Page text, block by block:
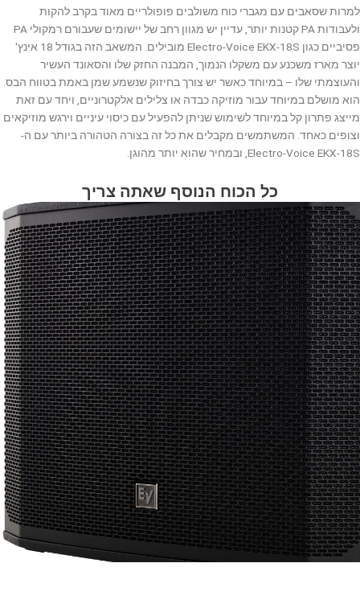
למרות שסאבים עם מגברי כוח משולבים פופולריים מאוד בקרב להקות
ולעבודות PA קטנות יותר, עדיין יש מגוון רחב של יישומים שעבורם רמקולי PA
פסיביים כגון Electro-Voice EKX-18S מובילים. המשאב הזה בגודל 18 אינץ'
יוצר מארז משכנע עם משקלו הנמוך, המבנה החזק שלו והסאונד העשיר
והעוצמתי שלו – במיוחד כאשר יש צורך בחיזוק שנשמע שמן באמת בטווח הבס.
הוא מושלם במיוחד עבור מוזיקה כבדה או צלילים אלקטרוניים, ויחד עם זאת
מייצג פתרון קל במיוחד לשימוש שניתן להפעיל עם כיסוי עיניים וירגש מוזיקאים
וצופים כאחד. המשתמשים מקבלים את כל זה בצורה הטהורה ביותר עם ה-
Electro-Voice EKX-18S, ובמחיר שהוא יותר מהוגן.
כל הכוח הנוסף שאתה צריך